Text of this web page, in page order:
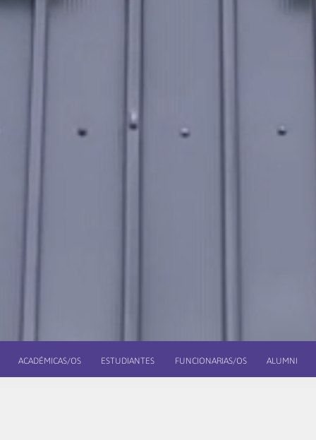
ACADÉMICAS/OS ESTUDIANTES FUNCIONARIAS/OS ALUMNI